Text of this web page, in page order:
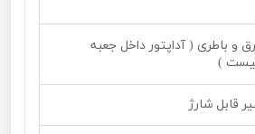
و باطری ( آداپتور داخل جعبه
)
قابل شارژ